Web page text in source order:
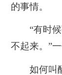
的事情。
“有时候
不起来。”
如何叫醒